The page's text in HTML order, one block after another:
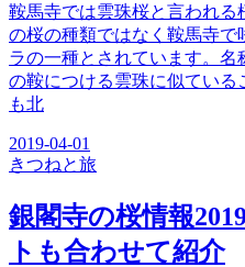
鞍馬寺では雲珠桜と言われ
の桜の種類ではなく鞍馬寺で
ラの一種とされています。
の鞍につける雲珠に似てい
も北
2019-04-01
きつねと旅
銀閣寺の桜情報
トも合わせて紹介